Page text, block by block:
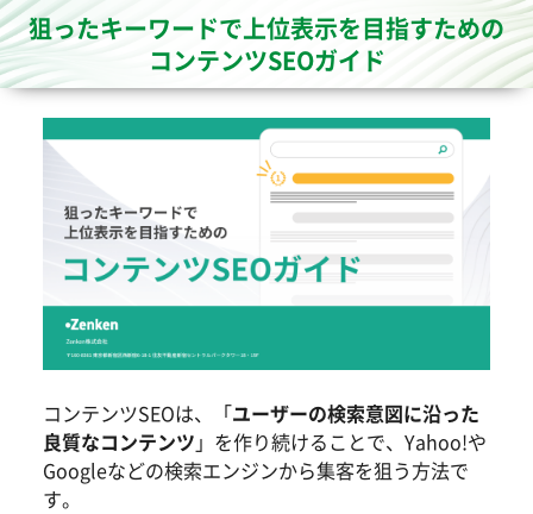
狙ったキーワードで上位表示を目指すための
コンテンツSEOガイド
コンテンツSEOは、「ユーザーの検索意図に沿った
良質なコンテンツ 」を作り続けることで、Yahoo!や
Googleなどの検索エンジンから集客を狙う方法で
す。